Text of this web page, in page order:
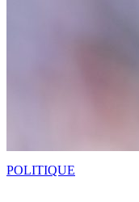
POLITIQUE